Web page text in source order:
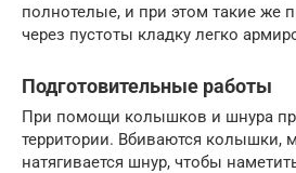
полнотелые, и при этом такие же
через пустоты кладку легко
Подготовительные работы
При помощи колышков и шнура
территории. Вбиваются колышки,
натягивается шнур, чтобы